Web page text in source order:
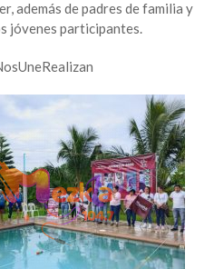
además de padres de familia y
jóvenes participantes.